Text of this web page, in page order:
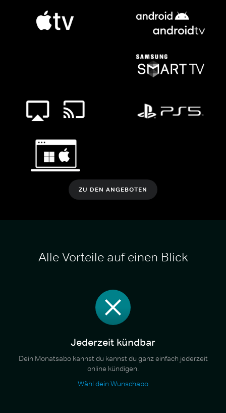
ZU DEN ANGEBOTEN
Alle Vorteile auf einen Blick
Jederzeit kündbar
Dein Monatsabo kannst du kannst du ganz einfach jederzeit
online kündigen.
Wähl dein Wunschabo